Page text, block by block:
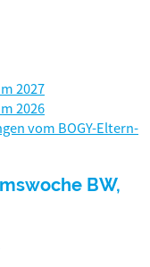
2027
2026
vom BOGY-Eltern-
BW,